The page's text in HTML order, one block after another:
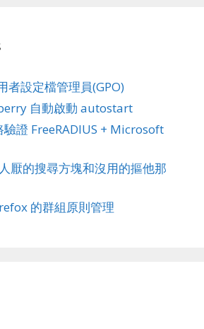
者設定檔管理員(GPO)
自動啟動 autostart
證 FreeRADIUS + Microsoft
厭的搜尋方塊和沒用的摳他那
的群組原則管理